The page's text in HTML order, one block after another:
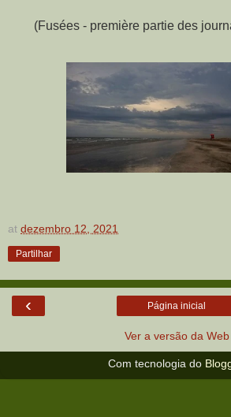
(Fusées - première partie des
at dezembro 12, 2021
Partilhar
‹ Página inicial
Ver a versão da Web
Com tecnologia do